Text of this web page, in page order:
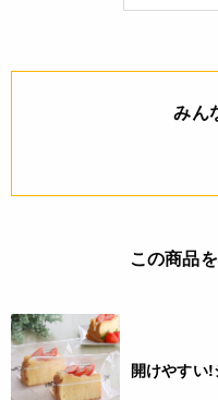
◆サイズ
内寸:上部直径198(底部直
基本のバニラシフォンケー
①卵白を冷蔵庫で冷やし
ーブンを180℃に予熱する
え白っぽくなるまですり混
③サラダ油を加え混ぜる。
④牛乳とバニラオイルを加
みん
この商品
開けやすい!